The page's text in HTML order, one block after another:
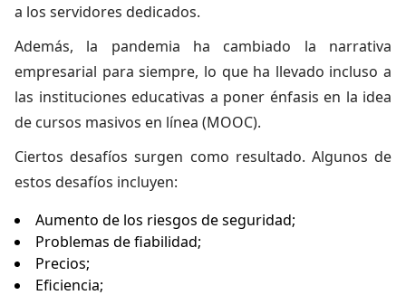
a los servidores dedicados.
Además, la pandemia ha cambiado la narrativa
empresarial para siempre, lo que ha llevado incluso a
las instituciones educativas a poner énfasis en la idea
de cursos masivos en línea (MOOC).
Ciertos desafíos surgen como resultado. Algunos de
estos desafíos incluyen:
Aumento de los riesgos de seguridad;
Problemas de fiabilidad;
Precios;
Eficiencia;